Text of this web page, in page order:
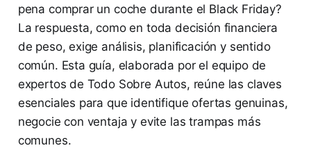
pena comprar un coche durante el Black Friday?
La respuesta, como en toda decisión financiera
de peso, exige análisis, planificación y sentido
común. Esta guía, elaborada por el equipo de
expertos de Todo Sobre Autos, reúne las claves
esenciales para que identifique ofertas genuinas,
negocie con ventaja y evite las trampas más
comunes.